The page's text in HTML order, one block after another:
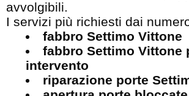
avvolgibili.
I servizi più richiesti dai
fabbro Settimo Vittone
fabbro Settimo Vittone
intervento
riparazione porte